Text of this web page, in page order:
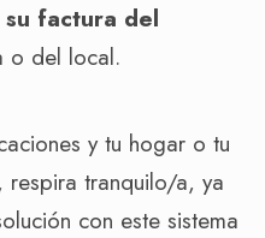
factura del
o del local.
y tu hogar o tu
respira tranquilo/a, ya
con este sistema